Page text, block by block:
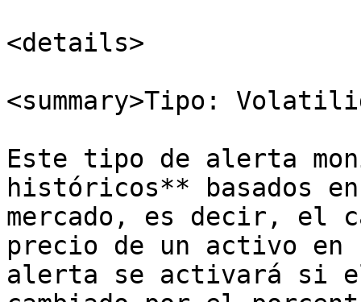
<details>
<summary>Tipo:
Este tipo de alerta
históricos** basados
mercado, es decir, el
precio de un activo
alerta se activará si